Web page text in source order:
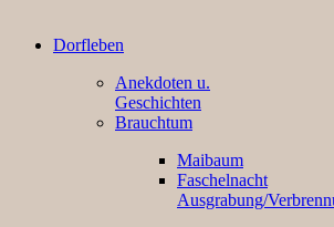
Dorfleben
Anekdoten u.
Geschichten
Brauchtum
Maibaum
Faschelnacht
Ausgrabung/